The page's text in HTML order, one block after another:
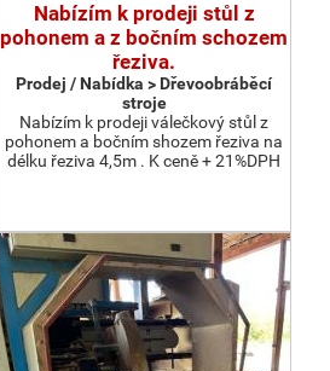
Nabízím k prodeji stůl z
pohonem a z bočním schozem
řeziva.
Prodej / Nabídka > Dřevoobráběcí
stroje
Nabízím k prodeji válečkový stůl z
pohonem a bočním shozem řeziva na
délku řeziva 4,5m . K ceně + 21%DPH